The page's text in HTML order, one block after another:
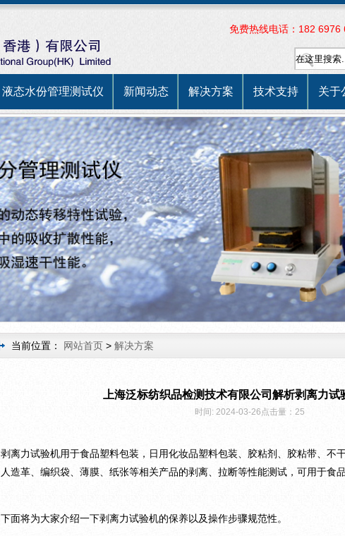
免费热线电话：182
液态水份管理测试仪 新闻动态 解决方案 技术支持 关于
当前位置： 网站首页 > 解决方案
上海泛标纺织品检测技术有限公司解析剥离力试
时间: 2024-03-26点击量： 25
剥离力试验机用于食品塑料包装，日用化妆品塑料包装、胶粘剂、胶粘带、不
人造革、编织袋、薄膜、纸张等相关产品的剥离、拉断等性能测试，可用于食
下面将为大家介绍一下剥离力试验机的保养以及操作步骤规范性。